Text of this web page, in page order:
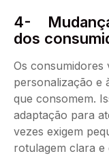
4-
dos
Os consumidores
personalização e
que consomem.
adaptação para
vezes exigem
rotulagem clara e